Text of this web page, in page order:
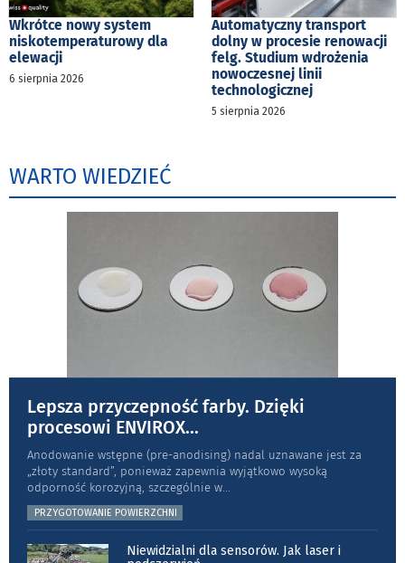
Wkrótce nowy system
niskotemperaturowy dla
elewacji
6 sierpnia 2026
Automatyczny transport
dolny w procesie renowacji
felg. Studium wdrożenia
nowoczesnej linii
technologicznej
5 sierpnia 2026
WARTO WIEDZIEĆ
Lepsza przyczepność farby. Dzięki
procesowi ENVIROX...
Anodowanie wstępne (pre-anodising) nadal uznawane jest za
„złoty standard”, ponieważ zapewnia wyjątkowo wysoką
odporność koro­zyjną, szczególnie w...
PRZYGOTOWANIE POWIERZCHNI
Niewidzialni dla sensorów. Jak laser i